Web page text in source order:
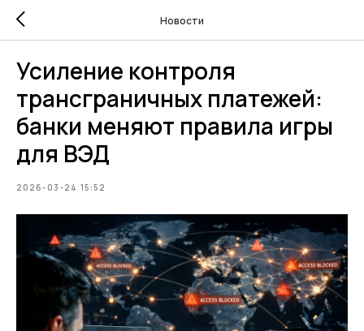
Новости
Усиление контроля
трансграничных платежей:
банки меняют правила игры
для ВЭД
2026-03-24 15:52